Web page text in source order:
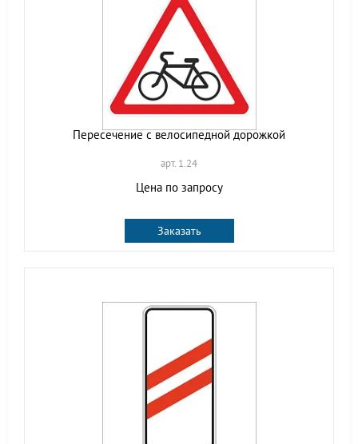
Пересечение с велосипедной дорожкой
арт. 1.24
Цена по запросу
Заказать